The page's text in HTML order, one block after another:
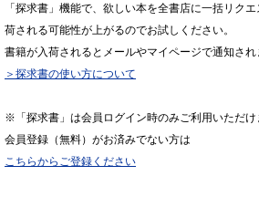
「探求書」機能で、欲しい本を全書店に一括リク
荷される可能性が上がるのでお試しください。
書籍が入荷されるとメールやマイページで通知され
＞探求書の使い方について
※「探求書」は会員ログイン時のみご利用いただけ
会員登録（無料）がお済みでない方は
こちらからご登録ください